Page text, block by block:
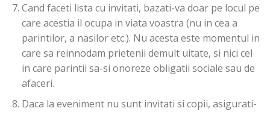
Cand faceti lista cu invitati, bazati-va doar pe locul pe
care acestia il ocupa in viata voastra (nu in cea a
parintilor, a nasilor etc.). Nu acesta este momentul in
care sa reinnodam prietenii demult uitate, si nici cel
in care parintii sa-si onoreze obligatii sociale sau de
afaceri.
Daca la eveniment nu sunt invitati si copii, asigurati-